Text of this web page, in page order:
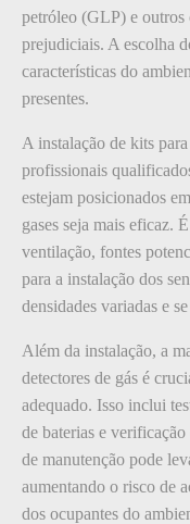
petróleo (GLP) e outros
prejudiciais. A escolha
características do
presentes.
A instalação de kits
profissionais
estejam posicionados
gases seja mais eficaz.
ventilação, fontes
para a instalação dos
densidades variadas e
Além da instalação, a
detectores de gás é
adequado. Isso inclui
de baterias e
de manutenção pode
aumentando o risco de
dos ocupantes do